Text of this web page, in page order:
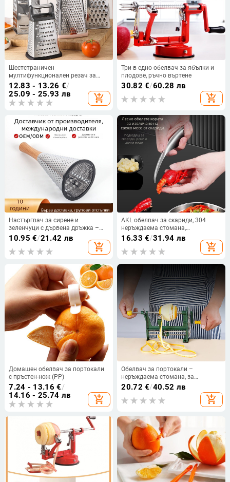
Шестстраничен
мултифункционален резач за
зеленчуци от неръждаема
стомана
12.83 - 13.26 €/
25.09 - 25.93 лв
add_shopping_cart
Три в едно обелвач за ябълки и
плодове, ръчно въртене
30.82 €/60.28 лв
add_shopping_cart
Настъргвач за сирене и
зеленчуци с дървена дръжка –
конусовидна форма, неръждаеми
режещи повърхности, ръчна
употреба, мултифункционален
10.95 €/21.42 лв
add_shopping_cart
AKL обелвач за скариди, 304
неръждаема стомана,
многофункционален инструмент
за обелване, персонализиране на
обработката, печат на лого
16.33 €/31.94 лв
add_shopping_cart
Домашен обелвач за портокали
с пръстен-нож (PP)
7.24 - 13.16 €/
14.16 - 25.74 лв
add_shopping_cart
Обелвач за портокали –
неръждаема стомана, за
домашна употреба, пуснат през
есента на 2017
20.72 €/40.52 лв
add_shopping_cart